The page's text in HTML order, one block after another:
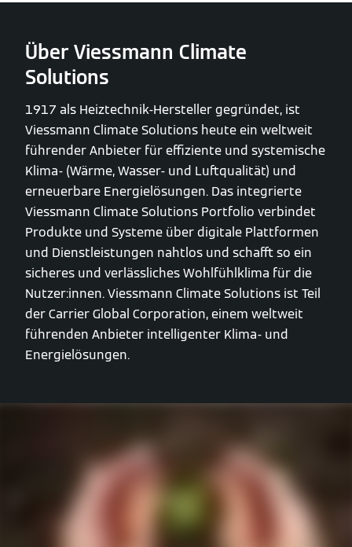
Über Viessmann Climate
Solutions
1917 als Heiztechnik-Hersteller gegründet, ist
Viessmann Climate Solutions heute ein weltweit
führender Anbieter für effiziente und systemische
Klima- (Wärme, Wasser- und Luftqualität) und
erneuerbare Energielösungen. Das integrierte
Viessmann Climate Solutions Portfolio verbindet
Produkte und Systeme über digitale Plattformen
und Dienstleistungen nahtlos und schafft so ein
sicheres und verlässliches Wohlfühlklima für die
Nutzer:innen. Viessmann Climate Solutions ist Teil
der Carrier Global Corporation, einem weltweit
führenden Anbieter intelligenter Klima- und
Energielösungen.